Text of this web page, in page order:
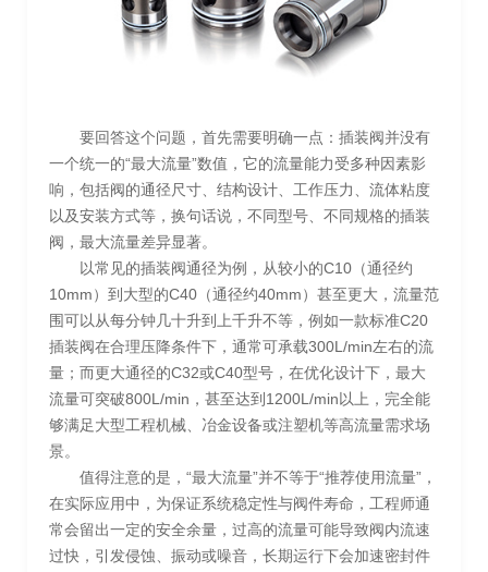
要回答这个问题，首先需要明确一点：插装阀并没有
一个统一的“最大流量”数值，它的流量能力受多种因素影
响，包括阀的通径尺寸、结构设计、工作压力、流体粘度
以及安装方式等，换句话说，不同型号、不同规格的插装
阀，最大流量差异显著。
以常见的插装阀通径为例，从较小的C10（通径约
10mm）到大型的C40（通径约40mm）甚至更大，流量范
围可以从每分钟几十升到上千升不等，例如一款标准C20
插装阀在合理压降条件下，通常可承载300L/min左右的流
量；而更大通径的C32或C40型号，在优化设计下，最大
流量可突破800L/min，甚至达到1200L/min以上，完全能
够满足大型工程机械、冶金设备或注塑机等高流量需求场
景。
值得注意的是，“最大流量”并不等于“推荐使用流量”，
在实际应用中，为保证系统稳定性与阀件寿命，工程师通
常会留出一定的安全余量，过高的流量可能导致阀内流速
过快，引发侵蚀、振动或噪音，长期运行下会加速密封件